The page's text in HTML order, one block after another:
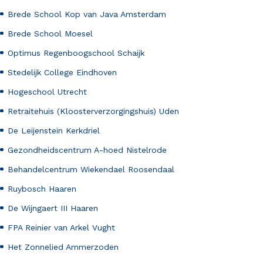
Brede School Kop van Java Amsterdam
Brede School Moesel
Optimus Regenboogschool Schaijk
Stedelijk College Eindhoven
Hogeschool Utrecht
Retraitehuis (Kloosterverzorgingshuis) Uden
De Leijenstein Kerkdriel
Gezondheidscentrum A-hoed Nistelrode
Behandelcentrum Wiekendael Roosendaal
Ruybosch Haaren
De Wijngaert III Haaren
FPA Reinier van Arkel Vught
Het Zonnelied Ammerzoden